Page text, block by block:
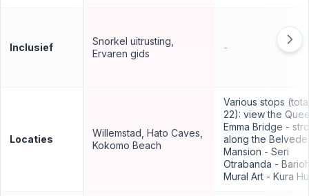
Inclusief
Snorkel uitrusting,
Ervaren gids
-
Locaties
Willemstad, Hato Caves,
Kokomo Beach
Various stops
22): view the
Emma Bridge -
along the
Mansion - Seri
Otrabanda -
Mural Art - Kura